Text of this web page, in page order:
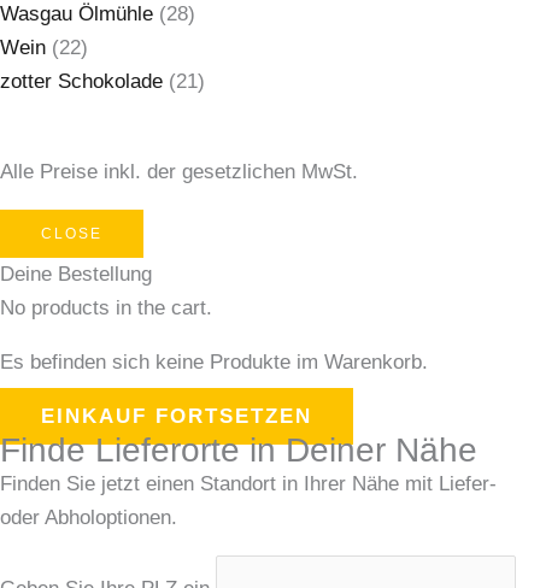
Wasgau Ölmühle (28)
Wein (22)
zotter Schokolade (21)
Alle Preise inkl. der gesetzlichen MwSt.
CLOSE
Deine Bestellung
No products in the cart.
Es befinden sich keine Produkte im Warenkorb.
EINKAUF FORTSETZEN
Finde Lieferorte in Deiner Nähe
Finden Sie jetzt einen Standort in Ihrer Nähe mit Liefer-
oder Abholoptionen.